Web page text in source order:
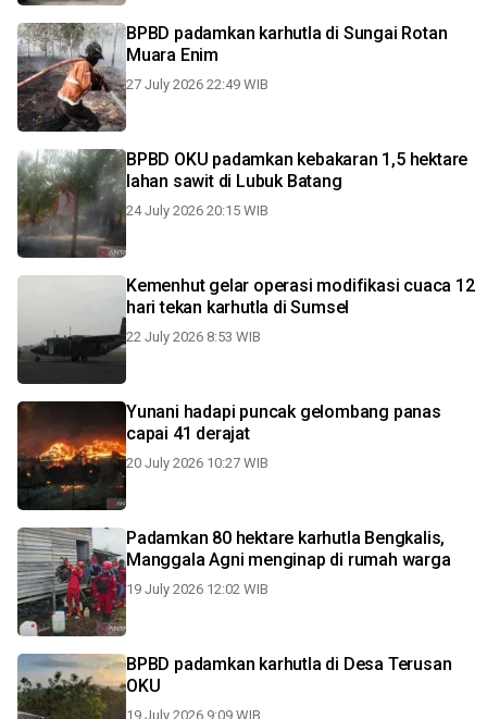
BPBD padamkan karhutla di Sungai Rotan
Muara Enim
27 July 2026 22:49 WIB
BPBD OKU padamkan kebakaran 1,5 hektare
lahan sawit di Lubuk Batang
24 July 2026 20:15 WIB
Kemenhut gelar operasi modifikasi cuaca 12
hari tekan karhutla di Sumsel
22 July 2026 8:53 WIB
Yunani hadapi puncak gelombang panas
capai 41 derajat
20 July 2026 10:27 WIB
Padamkan 80 hektare karhutla Bengkalis,
Manggala Agni menginap di rumah warga
19 July 2026 12:02 WIB
BPBD padamkan karhutla di Desa Terusan
OKU
19 July 2026 9:09 WIB